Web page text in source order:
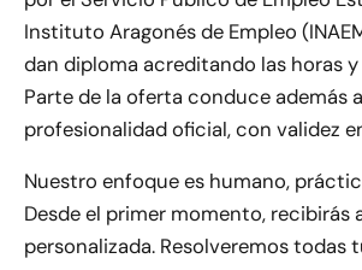
Instituto Aragonés de Empleo
dan diploma acreditando las horas
Parte de la oferta conduce además
profesionalidad oficial, con validez
Nuestro enfoque es humano,
Desde el primer momento, recibirás
personalizada. Resolveremos todas